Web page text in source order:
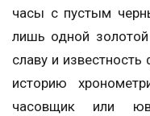
часы с пустым
лишь одной
славу и
историю
часовщик или